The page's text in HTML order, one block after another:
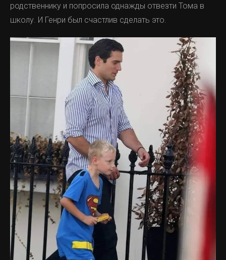
родственнику и попросила однажды отвезти Тома в
школу. И Генри был счастлив сделать это.